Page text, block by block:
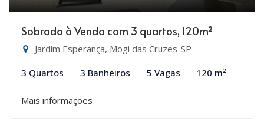
Sobrado à Venda com 3 quartos, 120m²
Jardim Esperança, Mogi das Cruzes-SP
3 Quartos 3 Banheiros 5 Vagas 120 m²
Mais informações